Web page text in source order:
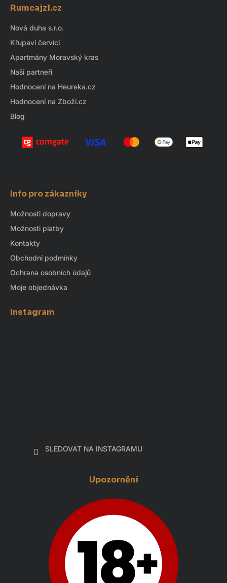
Rumcajzl.cz
Nová duha s.r.o.
Křupaví červíci
Apartmány Moravský kras
Naši partneři
Hodnocení na Heureka.cz
Hodnocení na Zboží.cz
Blog
Info pro zákazníky
Možnosti dopravy
Možnosti platby
Kontakty
Obchodní podmínky
Ochrana osobních údajů
Moje objednávka
Instagram
SLEDOVAT NA INSTAGRAMU
Upozornění